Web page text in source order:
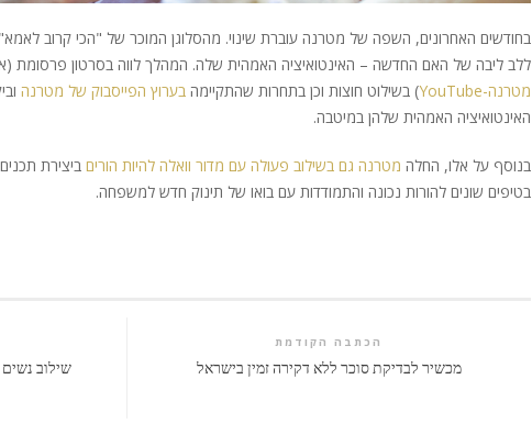
בחודשים האחרונים, השפה של מטרנה עוברת שינוי. מהסלוגן המוכר של "הכי קרוב
ללב ליבה של האם החדשה – האינטואיציה האמהית שלה. המהלך לווה בסרטון פרסומת
מטרנה-YouTube
) בשילוט חוצות וכן בתחרות שהתקיימה בערוץ הפייסבוק של מטרנה
האינטואיציה האמהית שלהן במיטבה.
בנוסף על אלו, החלה מטרנה גם בשילוב פעולה עם מדור וואלה להיות הורים ביצירת
בטיפים שונים להורות נכונה והתמודדות עם בואו של תינוק חדש למשפחה.
הכתבה הקודמת
מכשיר לבדיקת סוכר ללא דקירה זמין בישראל
שילוב